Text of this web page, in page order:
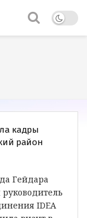
кадры
район
Гейдара
IDEA